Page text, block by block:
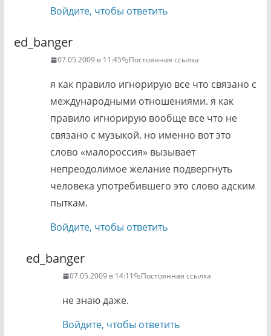
Войдите, чтобы ответить
ed_banger
07.05.2009 в 11:45 Постоянная ссылка
я как правило игнорирую все что связано с
международными отношениями. я как
правило игнорирую вообще все что не
связано с музыкой. но именно вот это
слово «малороссия» вызывает
непреодолимое желание подвергнуть
человека употребившего это слово адским
пыткам.
Войдите, чтобы ответить
ed_banger
07.05.2009 в 14:11 Постоянная ссылка
не знаю даже.
Войдите, чтобы ответить